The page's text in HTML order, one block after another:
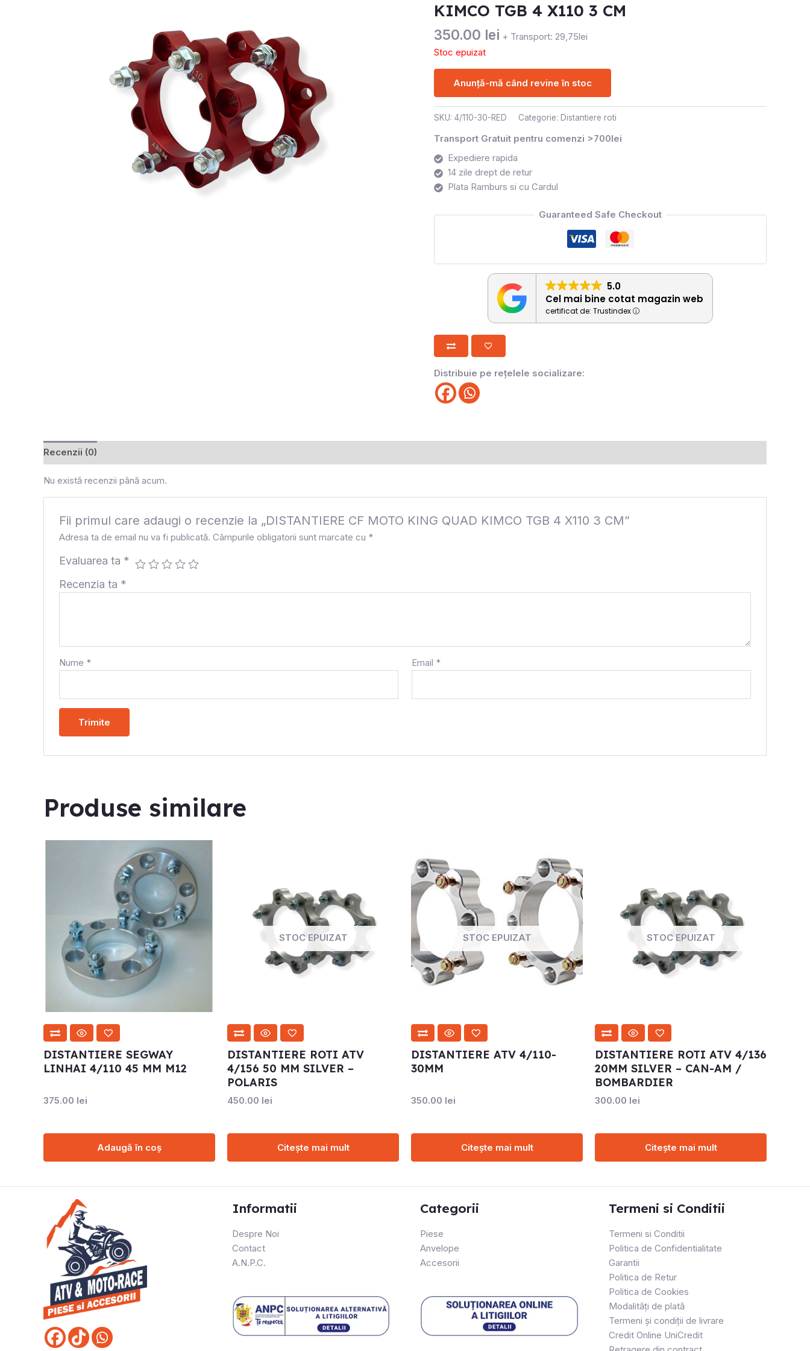
KIMCO TGB 4 X110 3 CM
350.00 lei + Transport: 29,75lei
Stoc epuizat
Anunță-mă când revine în stoc
SKU: 4/110-30-RED Categorie: Distantiere roti
Transport Gratuit pentru comenzi >700lei
Expediere rapida
14 zile drept de retur
Plata Ramburs si cu Cardul
Guaranteed Safe Checkout
5.0
Cel mai bine cotat magazin web
certificat de: Trustindex
Distribuie pe rețelele socializare:
Recenzii (0)
Nu există recenzii până acum.
Fii primul care adaugi o recenzie la „DISTANTIERE CF MOTO KING QUAD KIMCO TGB 4 X110 3 CM”
Adresa ta de email nu va fi publicată. Câmpurile obligatorii sunt marcate cu *
Evaluarea ta *
Recenzia ta *
Nume * Email *
Produse similare
DISTANTIERE SEGWAY
LINHAI 4/110 45 MM M12
375.00 lei
Adaugă în coș
STOC EPUIZAT
DISTANTIERE ROTI ATV
4/156 50 MM SILVER –
POLARIS
450.00 lei
Citește mai mult
STOC EPUIZAT
DISTANTIERE ATV 4/110-
30MM
350.00 lei
Citește mai mult
STOC EPUIZAT
DISTANTIERE ROTI ATV 4/136
20MM SILVER – CAN-AM /
BOMBARDIER
300.00 lei
Citește mai mult
Informatii
Despre Noi
Contact
A.N.P.C.
Categorii
Piese
Anvelope
Accesorii
Termeni si Conditii
Termeni si Conditii
Politica de Confidentialitate
Garantii
Politica de Retur
Politica de Cookies
Modalități de plată
Termeni și condiții de livrare
Credit Online UniCredit